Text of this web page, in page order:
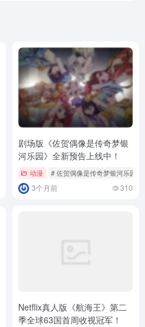
剧场版《佐贺偶像是传奇梦银
河乐园》全新预告上线中！
动漫 # 佐贺偶像是传奇梦银河乐园
3个月前 310
Netflix真人版《航海王》第二
季全球63国首周收视冠军！